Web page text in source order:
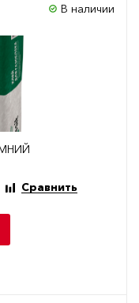
В наличии
Сравнить